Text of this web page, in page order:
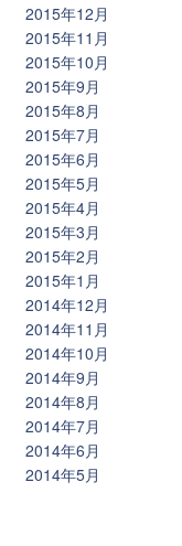
2015年12月
2015年11月
2015年10月
2015年9月
2015年8月
2015年7月
2015年6月
2015年5月
2015年4月
2015年3月
2015年2月
2015年1月
2014年12月
2014年11月
2014年10月
2014年9月
2014年8月
2014年7月
2014年6月
2014年5月